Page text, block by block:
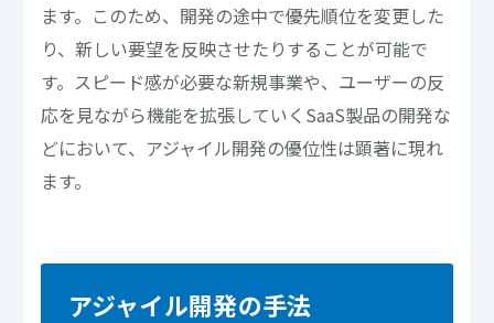
ます。このため、開発の途中で優先順位を変更した
り、新しい要望を反映させたりすることが可能で
す。スピード感が必要な新規事業や、ユーザーの反
応を見ながら機能を拡張していくSaaS製品の開発な
どにおいて、アジャイル開発の優位性は顕著に現れ
ます。
アジャイル開発の手法